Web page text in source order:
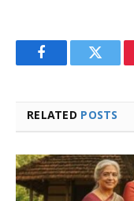
Facebook
RELATED POSTS